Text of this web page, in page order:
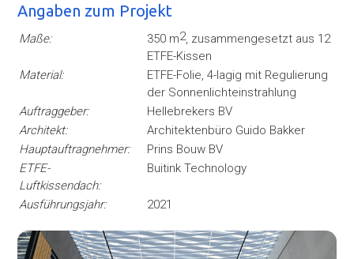
Angaben zum Projekt
Maße: 350 m2, zusammengesetzt aus 12
ETFE-Kissen
Material:
ETFE-Folie, 4-lagig mit Regulierung
der Sonnenlichteinstrahlung
Auftraggeber:
Hellebrekers BV
Architekt:
Architektenbüro Guido Bakker
Hauptauftragnehmer:
Prins Bouw BV
ETFE-
Luftkissendach:
Buitink Technology
Ausführungsjahr: 2021